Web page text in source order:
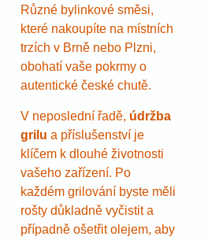
Různé bylinkové směsi,
které nakoupíte na místních
trzích v Brně nebo Plzni,
obohatí vaše pokrmy o
autentické české chutě.
V neposlední řadě, údržba
grilu a příslušenství je
klíčem k dlouhé životnosti
vašeho zařízení. Po
každém grilování byste měli
rošty důkladně vyčistit a
případně ošetřit olejem, aby